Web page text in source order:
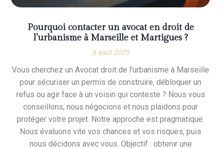
Pourquoi contacter un avocat en droit de
l’urbanisme à Marseille et Martigues ?
6 août 2025
Vous cherchez un Avocat droit de l’urbanisme à Marseille
pour sécuriser un permis de construire, débloquer un
refus ou agir face à un voisin qui conteste ? Nous vous
conseillons, nous négocions et nous plaidons pour
protéger votre projet. Notre approche est pragmatique.
Nous évaluons vite vos chances et vos risques, puis
nous décidons avec vous. Objectif : obtenir une